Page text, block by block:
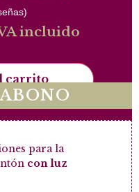
incluido
carrito
para la
con luz